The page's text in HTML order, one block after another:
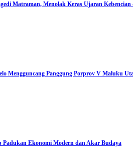
Matraman, Menolak Keras Ujaran Kebencian
Mengguncang Panggung Porprov V Maluku
Ekonomi Modern dan Akar Budaya